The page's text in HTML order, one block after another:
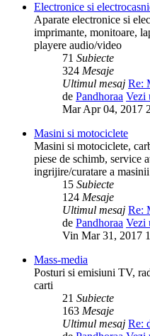
Electronice si
Aparate electronice si
imprimante, monitoare,
playere audio/video
71 Subiecte
324 Mesaje
Ultimul mesaj Re:
de Pandhoraa Vezi
Mar Apr 04, 2017
Masini si motociclete
Masini si motociclete,
piese de schimb, service
ingrijire/curatare a masinii
15 Subiecte
124 Mesaje
Ultimul mesaj Re:
de Pandhoraa Vezi
Vin Mar 31, 2017
Mass-media
Posturi si emisiuni TV,
carti
21 Subiecte
163 Mesaje
Ultimul mesaj Re: